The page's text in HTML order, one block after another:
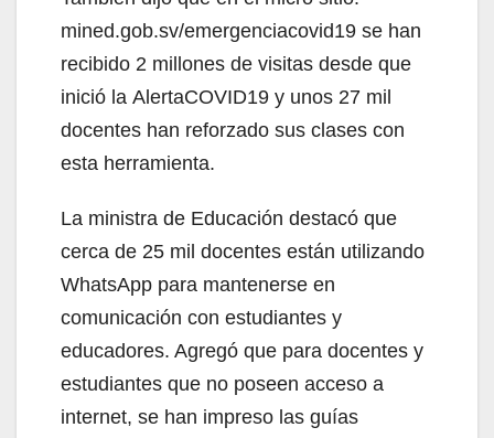
mined.gob.sv/emergenciacovid19 se han
recibido 2 millones de visitas desde que
inició la AlertaCOVID19 y unos 27 mil
docentes han reforzado sus clases con
esta herramienta.
La ministra de Educación destacó que
cerca de 25 mil docentes están utilizando
WhatsApp para mantenerse en
comunicación con estudiantes y
educadores. Agregó que para docentes y
estudiantes que no poseen acceso a
internet, se han impreso las guías